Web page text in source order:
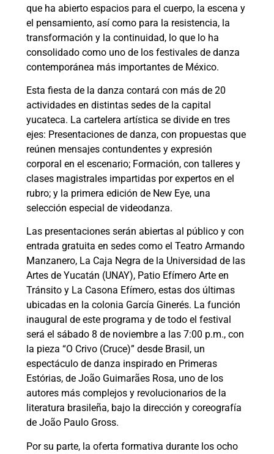
que ha abierto espacios para el cuerpo, la escena y
el pensamiento, así como para la resistencia, la
transformación y la continuidad, lo que lo ha
consolidado como uno de los festivales de danza
contemporánea más importantes de México.
Esta fiesta de la danza contará con más de 20
actividades en distintas sedes de la capital
yucateca. La cartelera artística se divide en tres
ejes: Presentaciones de danza, con propuestas que
reúnen mensajes contundentes y expresión
corporal en el escenario; Formación, con talleres y
clases magistrales impartidas por expertos en el
rubro; y la primera edición de New Eye, una
selección especial de videodanza.
Las presentaciones serán abiertas al público y con
entrada gratuita en sedes como el Teatro Armando
Manzanero, La Caja Negra de la Universidad de las
Artes de Yucatán (UNAY), Patio Efímero Arte en
Tránsito y La Casona Efímero, estas dos últimas
ubicadas en la colonia García Ginerés. La función
inaugural de este programa y de todo el festival
será el sábado 8 de noviembre a las 7:00 p.m., con
la pieza “O Crivo (Cruce)” desde Brasil, un
espectáculo de danza inspirado en Primeras
Estórias, de João Guimarães Rosa, uno de los
autores más complejos y revolucionarios de la
literatura brasileña, bajo la dirección y coreografía
de João Paulo Gross.
Por su parte, la oferta formativa durante los ocho